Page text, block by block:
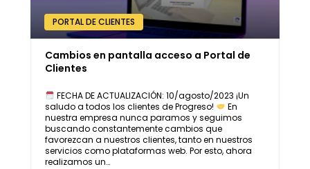
PORTAL DE CLIENTES
Cambios en pantalla acceso a Portal de
Clientes
FECHA DE ACTUALIZACIÓN: 10/agosto/2023 ¡Un
saludo a todos los clientes de Progreso!
En
nuestra empresa nunca paramos y seguimos
buscando constantemente cambios que
favorezcan a nuestros clientes, tanto en nuestros
servicios como plataformas web. Por esto, ahora
realizamos un…